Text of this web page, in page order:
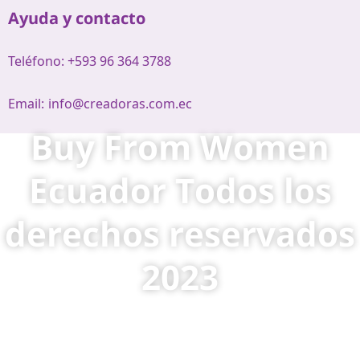
Ayuda y contacto
Teléfono: +593 96 364 3788
Email: info@creadoras.com.ec
Buy From Women
Ecuador Todos los
derechos reservados
2023